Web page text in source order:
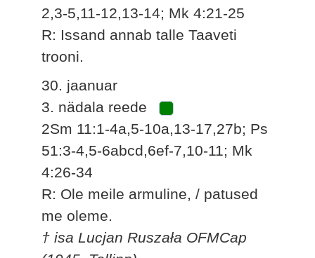
2,3-5,11-12,13-14; Mk 4:21-25
R: Issand annab talle Taaveti
trooni.
30. jaanuar
3. nädala reede
2Sm 11:1-4a,5-10a,13-17,27b; Ps
51:3-4,5-6abcd,6ef-7,10-11; Mk
4:26-34
R: Ole meile armuline, / patused
me oleme.
† isa Lucjan Ruszała OFMCap